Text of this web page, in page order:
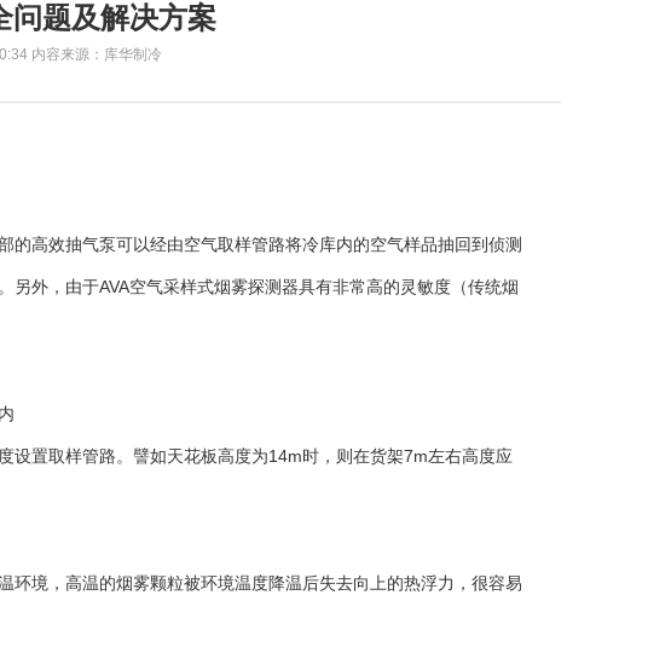
问题及解决方案
内容来源：库华制冷
高效抽气泵可以经由空气取样管路将冷库内的空气样品抽回到侦测
外，由于AVA空气采样式烟雾探测器具有非常高的灵敏度（传统烟
置取样管路。譬如天花板高度为14m时，则在货架7m左右高度应
境，高温的烟雾颗粒被环境温度降温后失去向上的热浮力，很容易